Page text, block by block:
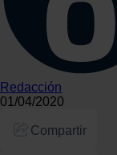
Redacción
01/04/2020
Compartir